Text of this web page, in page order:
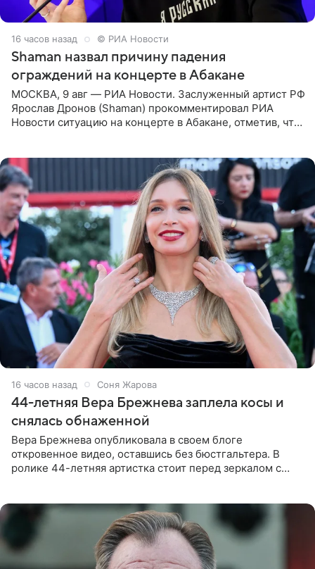
16 часов назад © РИА Новости
Shaman назвал причину падения
ограждений на концерте в Абакане
МОСКВА, 9 авг — РИА Новости. Заслуженный артист РФ
Ярослав Дронов (Shaman) прокомментировал РИА
Новости ситуацию на концерте в Абакане, отметив, что
16 часов назад Соня Жарова
44-летняя Вера Брежнева заплела косы и
снялась обнаженной
Вера Брежнева опубликовала в своем блоге
откровенное видео, оставшись без бюстгальтера. В
ролике 44-летняя артистка стоит перед зеркалом с